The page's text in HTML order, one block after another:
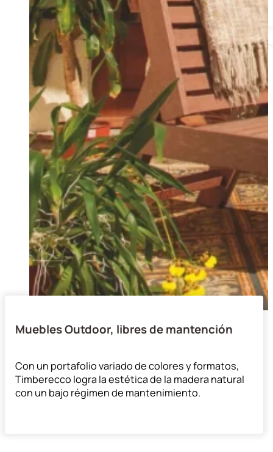
Línea Diseño
Muebles Outdoor, libres de mantención
Con un portafolio variado de colores y formatos,
Timberecco logra la estética de la madera natural
con un bajo régimen de mantenimiento.